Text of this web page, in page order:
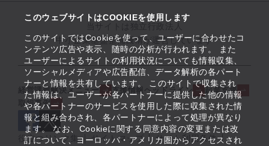
このウェブサイトはCOOKIEを使用します
このサイトではCookieを使って、ユーザーに合わせたコ
ンテンツ広告や表示、随時の分析が行われます。 また
ユーザーによるサイトの利用状況についても情報収集、
ソーシャルメディアや広告配信、データ解析の各パート
ナーと情報を共有しています。 このサイトで収集され
た情報は、ユーザーが各パートナーに提供した他の情報
や各パートナーのサービスを使用した際に収集された情
報と組み合わされ、各パートナーによって処理が異なり
ます。 なお、Cookieに関する同意内容の変更または改
訂について、ヨーロッパ・アメリカ圏からアクセスされ
中小企業基盤整備機構が運営しています
経営課題解決メニュー 支援情報ヘッドライン
起業支援
取組事例
役立つリンク集 サイトマップ
サイト利用条件